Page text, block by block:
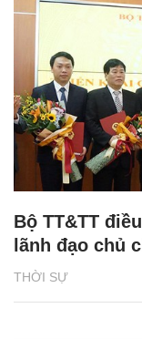
THỜI SỰ
Bộ TT&TT
lãnh đạo chủ